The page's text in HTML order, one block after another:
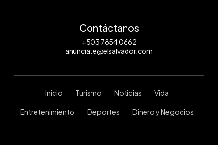
Contáctanos
+503 7854 0662
anunciate@elsalvador.com
Inicio Turismo Noticias Vida
Entretenimiento Deportes Dinero y Negocios